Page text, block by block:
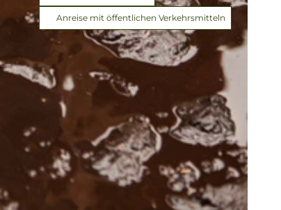
Anreise mit öffentlichen Verkehrsmitteln